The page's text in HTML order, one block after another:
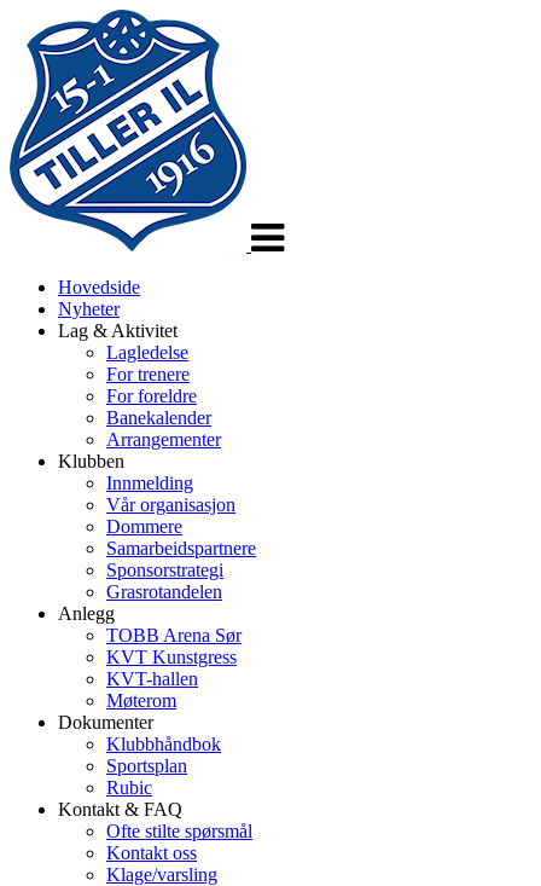
Hovedside
Nyheter
Lag & Aktivitet
Lagledelse
For trenere
For foreldre
Banekalender
Arrangementer
Klubben
Innmelding
Vår organisasjon
Dommere
Samarbeidspartnere
Sponsorstrategi
Grasrotandelen
Anlegg
TOBB Arena Sør
KVT Kunstgress
KVT-hallen
Møterom
Dokumenter
Klubbhåndbok
Sportsplan
Rubic
Kontakt & FAQ
Ofte stilte spørsmål
Kontakt oss
Klage/varsling